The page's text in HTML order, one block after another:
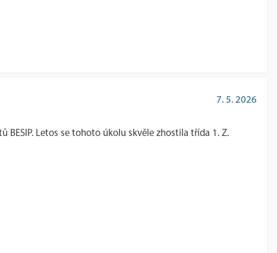
7. 5. 2026
Letos se tohoto úkolu skvěle zhostila třída 1. Z.